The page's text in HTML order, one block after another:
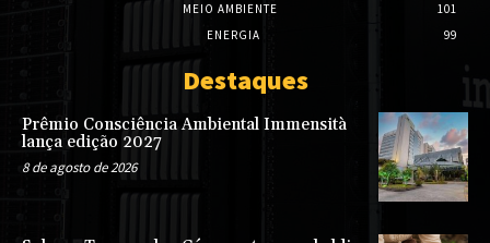
MEIO AMBIENTE
101
ENERGIA
99
Destaques
Prêmio Consciência Ambiental Immensità
lança edição 2027
8 de agosto de 2026